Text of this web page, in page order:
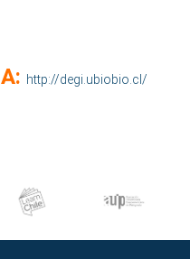
http://degi.ubiobio.cl/